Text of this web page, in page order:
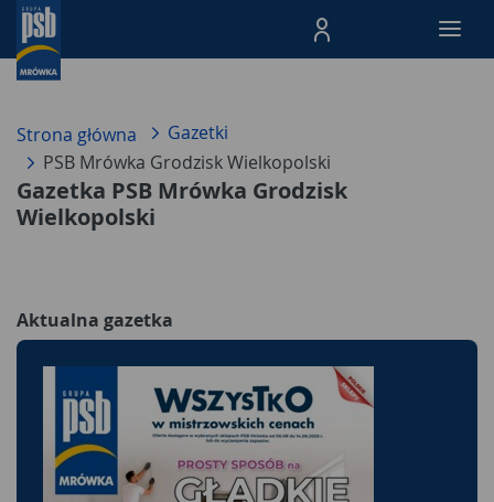
Menu Produktów,
Strona główna
Gazetki
PSB Mrówka Grodzisk Wielkopolski
Gazetka PSB Mrówka Grodzisk
Wielkopolski
Aktualna gazetka